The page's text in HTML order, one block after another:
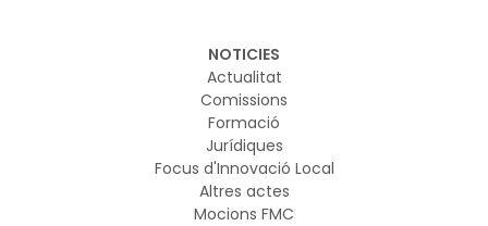
NOTICIES
Actualitat
Comissions
Formació
Jurídiques
Focus d'Innovació Local
Altres actes
Mocions FMC